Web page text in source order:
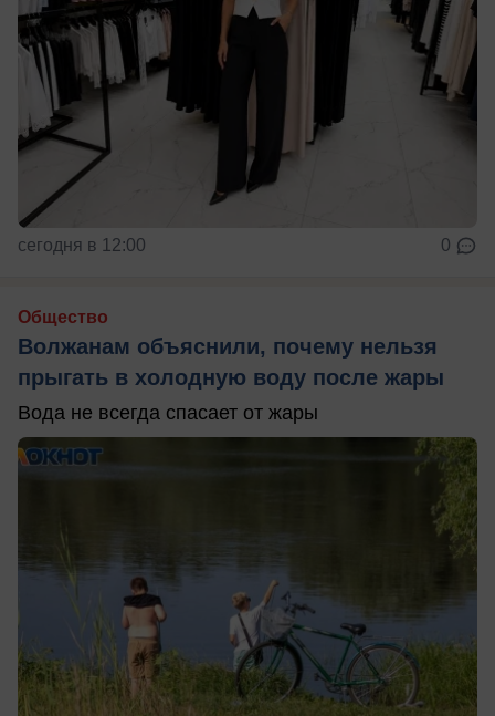
сегодня в 12:00 0
Общество
Волжанам объяснили, почему нельзя
прыгать в холодную воду после жары
Вода не всегда спасает от жары